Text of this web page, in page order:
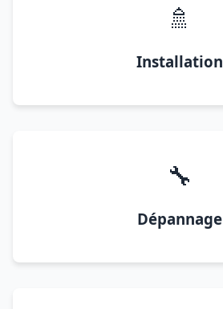
🚿
Installation
🔧
Dépannage